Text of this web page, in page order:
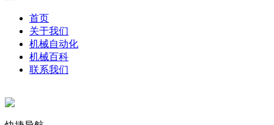
首页
关于我们
机械自动化
机械百科
联系我们